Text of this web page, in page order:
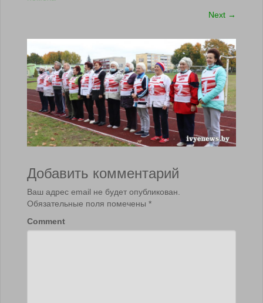
Next →
Добавить комментарий
Ваш адрес email не будет опубликован.
Обязательные поля помечены *
Comment